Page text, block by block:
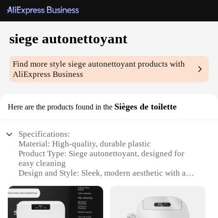
siege autonettoyant
Find more stylesiege autonettoyant products with
AliExpress Business
Here are the products found in the Sièges de toilette
Specifications:
Material: High-quality, durable plastic
Product Type: Siege autonettoyant, designed for
easy cleaning
Design and Style: Sleek, modern aesthetic with a
Usage and Purpose: Ideal for maintaining
cleanliness in toilet seats
Performance and Property: Effective in removing